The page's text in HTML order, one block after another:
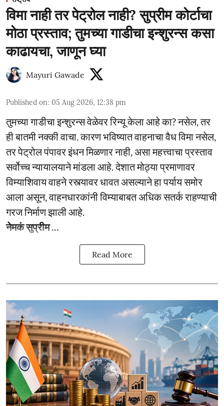
विमा नाही तर पेट्रोल नाही? सुप्रीम कोर्टाचा
मोठा प्रस्ताव; तुमच्या गाडीचा इन्शुरन्स कसा
काढायचा, जाणून घ्या
Mayuri Gawade
Published on: 05 Aug 2026, 12:38 pm
तुमच्या गाडीचा इन्शुरन्स वेळेवर रिन्यू केला आहे का? नसेल, तर
ही बातमी नक्की वाचा. कारण भविष्यात वाहनाचा वैध विमा नसेल,
तर पेट्रोल पंपावर इंधन मिळणार नाही, असा महत्त्वाचा प्रस्ताव
सर्वोच्च न्यायालयाने मांडला आहे. देशात मोठ्या प्रमाणावर
विम्याशिवाय वाहने रस्त्यावर धावत असल्याने हा पर्याय समोर
आला असून, वाहनधारकांनी विम्याबाबत अधिक सतर्क राहण्याची
गरज निर्माण झाली आहे.
नेमकं सुप्रीम ...
Read More